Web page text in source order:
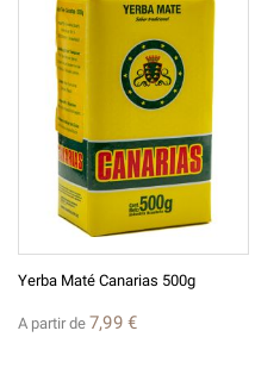
Yerba Maté Canarias 500g
A partir de 7,99 €